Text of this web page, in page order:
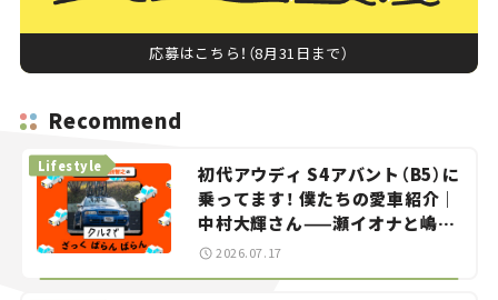
応募はこちら！（8月31日まで）
Recommend
初代アウディ S4アバント（B5）に
乗ってます！ 僕たちの愛車紹介｜
中村大輝さん——瀬イオナと嶋田
智之の「クルマでざっくばらんば
Lifestyle
2026.07.17